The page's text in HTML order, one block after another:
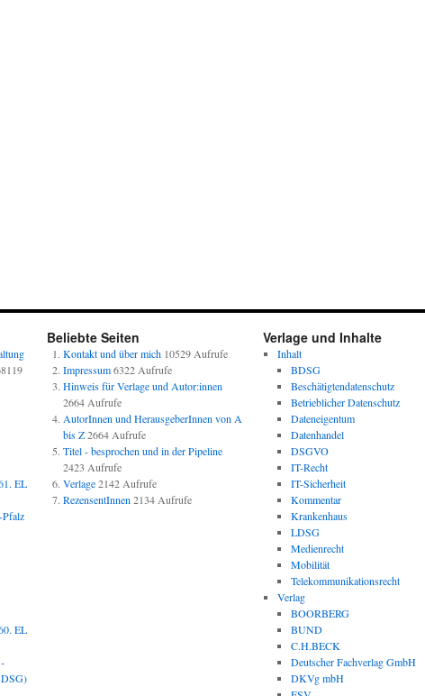
EL
Pfalz
EL
Beliebte Seiten
Kontakt und über mich 10529 Aufrufe
Impressum6322 Aufrufe
Hinweis für Verlage und Autor:innen
2664 Aufrufe
AutorInnen und HerausgeberInnen von A
bis Z2664 Aufrufe
Titel - besprochen und in der Pipeline
2423 Aufrufe
Verlage2142 Aufrufe
RezensentInnen 2134 Aufrufe
Verlage und Inhalte
Inhalt
BDSG
Beschätigtendatenschutz
Betrieblicher Datenschutz
Dateneigentum
Datenhandel
DSGVO
IT-Recht
IT-Sicherheit
Kommentar
Krankenhaus
LDSG
Medienrecht
Mobilität
Telekommunikationsrecht
Verlag
BOORBERG
BUND
C.H.BECK
Deutscher Fachverlag GmbH
DKVg mbH